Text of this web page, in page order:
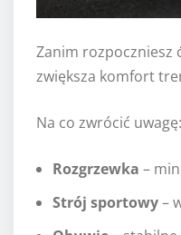
Zanim rozpoczniesz
zwiększa komfort
Na co zwrócić uwagę:
Rozgrzewka –
Strój sportowy–